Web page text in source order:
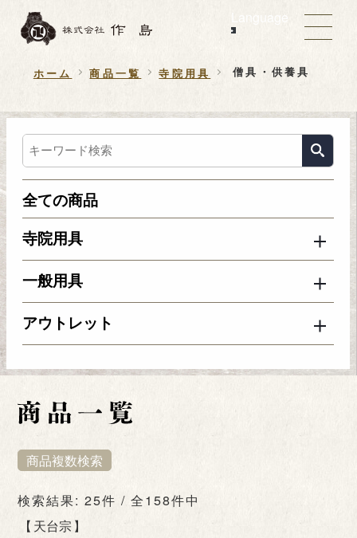
Language
ホーム 商品一覧 寺院用具 僧具・供養具
全ての商品
寺院用具
一般用具
アウトレット
商品複数検索
天台宗
検索結果: 25件 / 全158件中